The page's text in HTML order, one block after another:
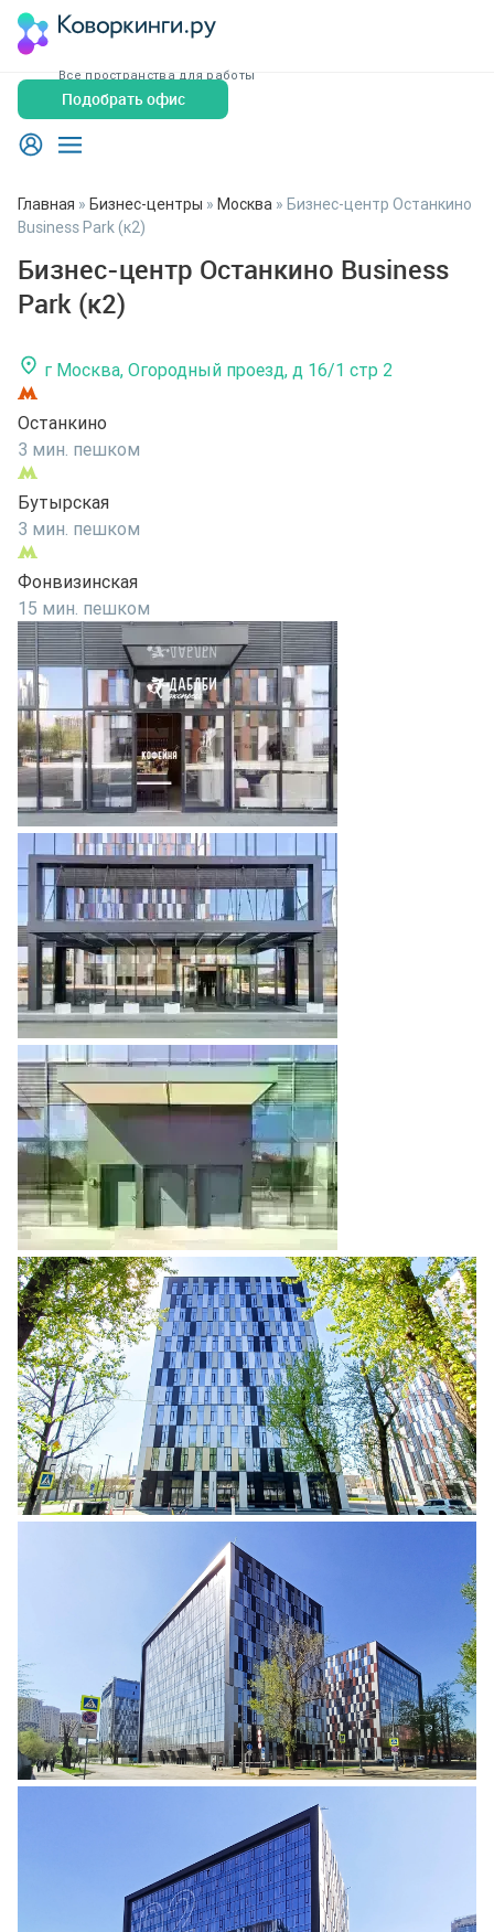
Все пространства для работы
Подобрать офис
Главная » Бизнес-центры » Москва » Бизнес-центр Останкино
Business Park (к2)
Бизнес-центр Останкино Business
Park (к2)
г Москва, Огородный проезд, д 16/1 стр 2
Останкино
3 мин. пешком
Бутырская
3 мин. пешком
Фонвизинская
15 мин. пешком